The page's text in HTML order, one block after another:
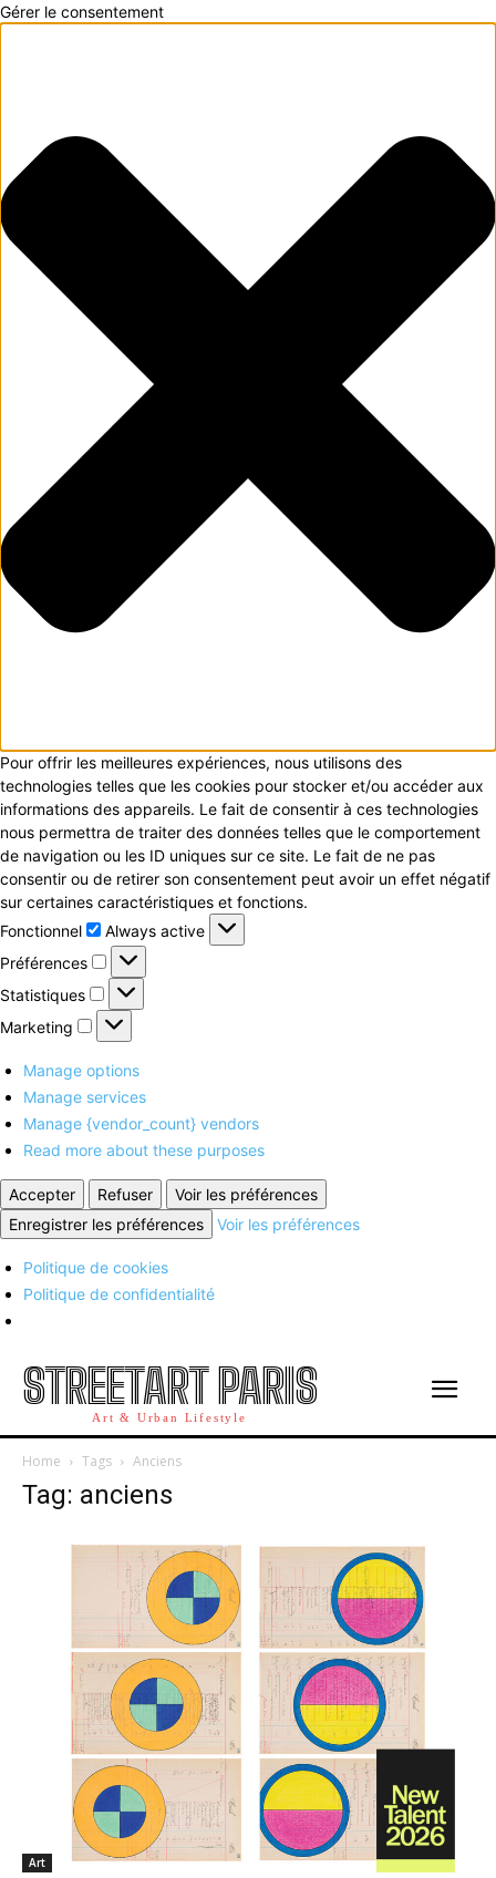
Gérer le consentement
Pour offrir les meilleures expériences, nous utilisons des
technologies telles que les cookies pour stocker et/ou accéder aux
informations des appareils. Le fait de consentir à ces technologies
nous permettra de traiter des données telles que le comportement
de navigation ou les ID uniques sur ce site. Le fait de ne pas
consentir ou de retirer son consentement peut avoir un effet négatif
sur certaines caractéristiques et fonctions.
Fonctionnel
Fonctionnel
Always active
Préférences
Préférences
Statistiques
Statistiques
Marketing
Marketing
Manage options
Manage services
Manage {vendor_count} vendors
Read more about these purposes
Accepter Refuser
Voir les préférences
Enregistrer les préférences
Voir les préférences
Politique de cookies
Politique de confidentialité
STREETART PARIS
Art & Urban Lifestyle
Home Tags Anciens
Tag: anciens
Art